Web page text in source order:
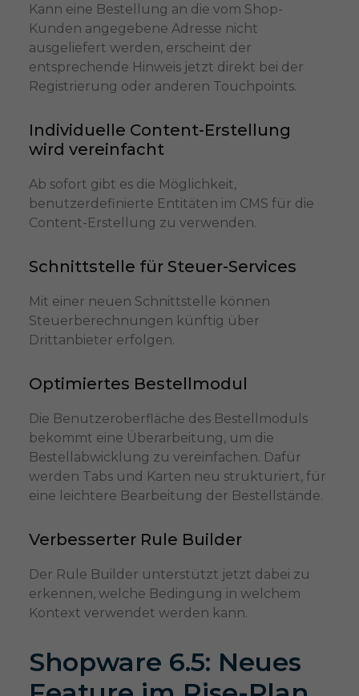
Kann eine Bestellung an die vom Shop-
Kunden angegebene Adresse nicht
ausgeliefert werden, erscheint der
entsprechende Hinweis jetzt direkt bei der
Registrierung oder anderen Touchpoints.
Individuelle Content-Erstellung
wird vereinfacht
Ab sofort gibt es die Möglichkeit,
benutzerdefinierte Entitäten im CMS für die
Content-Erstellung zu verwenden.
Schnittstelle für Steuer-Services
Mit einer neuen Schnittstelle können
Steuerberechnungen künftig über
Drittanbieter erfolgen.
Optimiertes Bestellmodul
Die Benutzeroberfläche des Bestellmoduls
bekommt eine Überarbeitung, um die
Bestellabwicklung zu vereinfachen. Dafür
werden Tabs und Karten neu strukturiert, für
eine leichtere Bearbeitung der Bestellstände.
Verbesserter Rule Builder
Der Rule Builder unterstützt jetzt dabei zu
erkennen, welche Bedingung in welchem
Kontext verwendet werden kann.
Shopware 6.5: Neues